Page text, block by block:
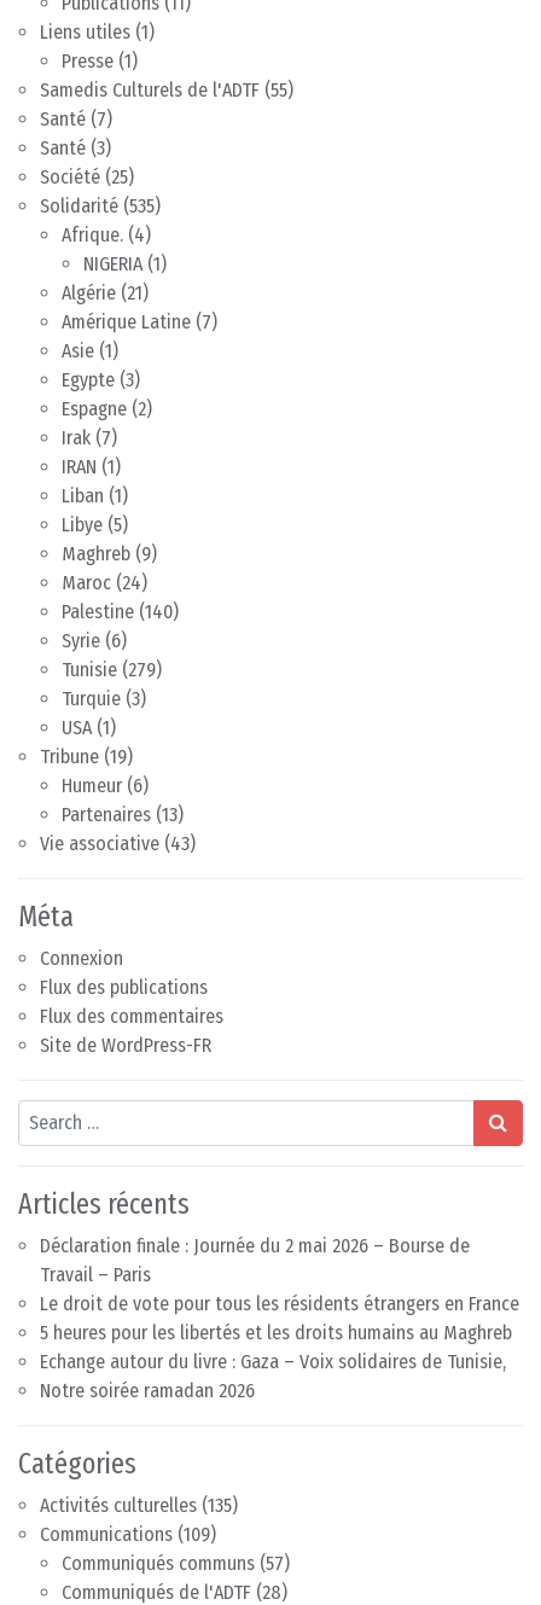
Liens utiles (1)
Presse (1)
Samedis Culturels de l'ADTF (55)
Santé (7)
Santé (3)
Société (25)
Solidarité (535)
Afrique. (4)
NIGERIA(1)
Algérie (21)
Amérique Latine (7)
Asie (1)
Egypte (3)
Espagne (2)
Irak (7)
IRAN (1)
Liban (1)
Libye (5)
Maghreb (9)
Maroc (24)
Palestine (140)
Syrie (6)
Tunisie (279)
Turquie (3)
USA(1)
Tribune (19)
Humeur (6)
Partenaires (13)
Vie associative (43)
Méta
Connexion
Flux des publications
Flux des commentaires
Site de WordPress-FR
Search
Articles récents
Déclaration finale : Journée du 2 mai 2026 – Bourse de
Travail – Paris
Le droit de vote pour tous les résidents étrangers en France
5 heures pour les libertés et les droits humains au Maghreb
Echange autour du livre : Gaza – Voix solidaires de Tunisie,
Notre soirée ramadan 2026
Catégories
Activités culturelles (135)
Communications (109)
Communiqués communs (57)
Communiqués de l'ADTF (28)